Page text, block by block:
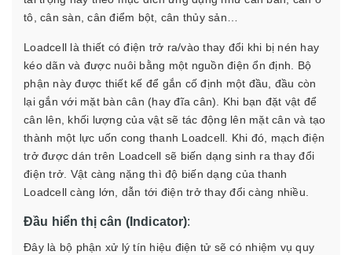
tô, cân sàn, cân điểm bột, cân thủy sản…
Loadcell là thiết có điện trở ra/vào thay đổi khi bị nén hay
kéo dãn và được nuôi bằng một nguồn điện ổn định. Bộ
phận này được thiết kế để gắn cố định một đầu, đầu còn
lại gắn với mặt bàn cân (hay đĩa cân). Khi bạn đặt vật để
cân lên, khối lượng của vật sẽ tác động lên mặt cân và tạo
thành một lực uốn cong thanh Loadcell. Khi đó, mạch điện
trở được dán trên Loadcell sẽ biến dạng sinh ra thay đổi
điện trở. Vật càng nặng thì độ biến dạng của thanh
Loadcell càng lớn, dẫn tới điện trở thay đổi càng nhiều.
Đầu hiển thị cân (Indicator):
Đây là bộ phận xử lý tín hiệu điện tử sẽ có nhiệm vụ quy